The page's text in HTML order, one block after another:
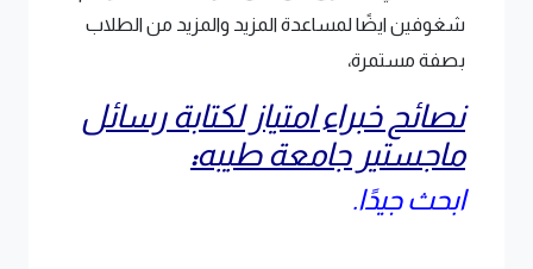
شغوفين ايضًا لمساعدة المزيد والمزيد من الطلاب
بصفة مستمرة،
نصائح خبراء امتياز لكتابة رسائل
ماجستير جامعة طيبه:
ابحث جيدًا.